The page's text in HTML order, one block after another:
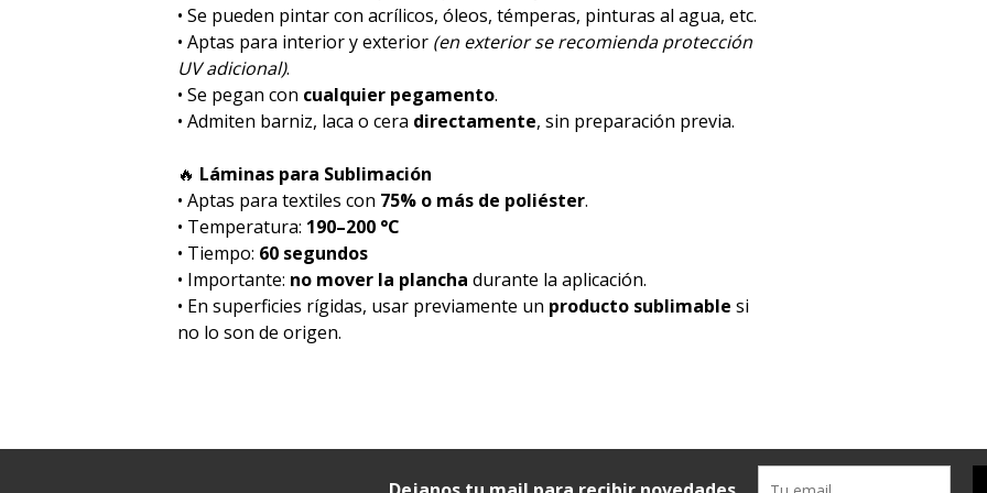
• Se pueden pintar con acrílicos, óleos, témperas, pinturas al agua, etc.
• Aptas para interior y exterior (en exterior se recomienda protección
UV adicional).
• Se pegan con cualquier pegamento.
• Admiten barniz, laca o cera directamente, sin preparación previa.
🔥 Láminas para Sublimación
• Aptas para textiles con 75% o más de poliéster.
• Temperatura: 190–200 °C
• Tiempo: 60 segundos
• Importante: no mover la plancha durante la aplicación.
• En superficies rígidas, usar previamente un producto sublimable si
no lo son de origen.